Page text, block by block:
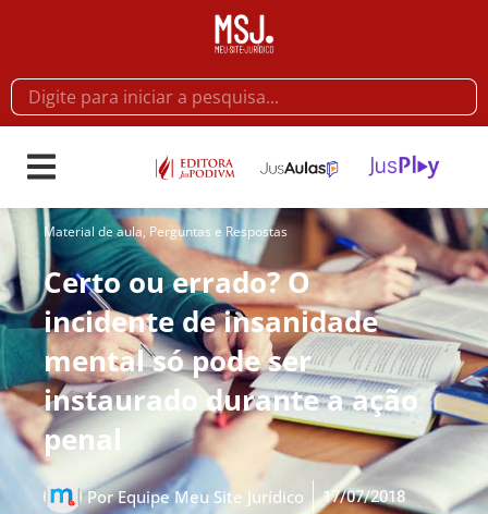
Material de aula, Perguntas e Respostas
Certo ou errado? O
incidente de insanidade
mental só pode ser
instaurado durante a ação
penal
PorEquipe Meu Site Jurídico 17/07/2018